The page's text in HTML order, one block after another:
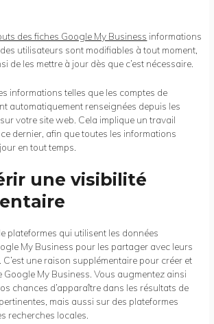
des fiches Google My Business informations
utilisateurs sont modifiables à tout moment,
de les mettre à jour dès que c’est nécessaire.
informations telles que les comptes de
automatiquement renseignées depuis les
votre site web. Cela implique un travail
dernier, afin que toutes les informations
en tout temps.
une visibilité
plateformes qui utilisent les données
My Business pour les partager avec leurs
une raison supplémentaire pour créer et
Google My Business. Vous augmentez ainsi
chances d’apparaître dans les résultats de
mais aussi sur des plateformes
recherches locales.